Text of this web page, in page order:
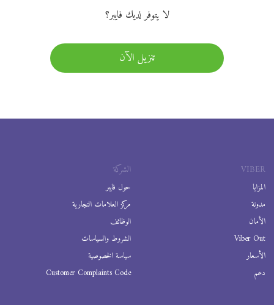
لا يتوفر لديك فايبر؟
تنزيل الآن
VIBER
المزايا
مدونة
الأمان
Viber Out
الأسعار
دعم
الشركة
حول فايبر
مركز العلامات التجارية
الوظائف
الشروط والسياسات
سياسة الخصوصية
Customer Complaints Code